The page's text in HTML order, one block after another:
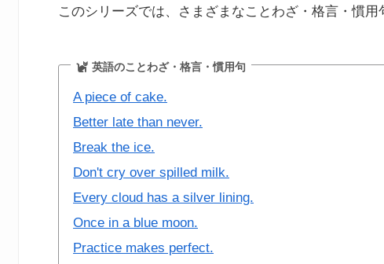
このシリーズでは、さまざまなことわざ・格言・慣
英語のことわざ・格言・慣用句
A piece of cake.
Better late than never.
Break the ice.
Don't cry over spilled milk.
Every cloud has a silver lining.
Once in a blue moon.
Practice makes perfect.